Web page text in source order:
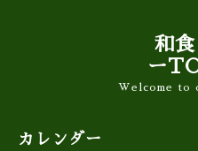
和
ー
Welcome to
カレンダー